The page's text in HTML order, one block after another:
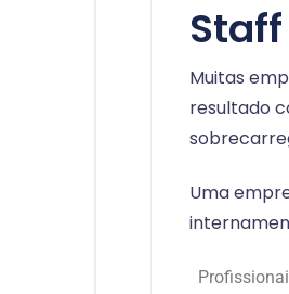
Muitas
resultado
Uma